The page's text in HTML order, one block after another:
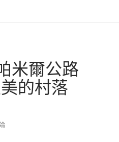
米爾公路
的村落